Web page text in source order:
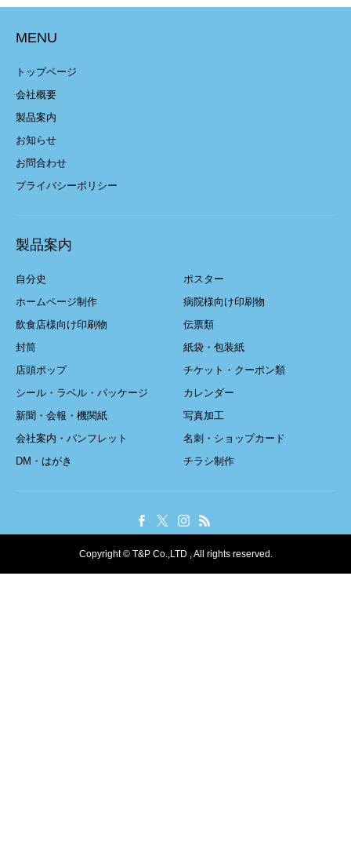
MENU
トップページ
会社概要
製品案内
お知らせ
お問合わせ
プライバシーポリシー
製品案内
自分史
ポスター
ホームページ制作
病院様向け印刷物
飲食店様向け印刷物
伝票類
封筒
紙袋・包装紙
店頭ポップ
チケット・クーポン類
シール・ラベル・パッケージ
カレンダー
新聞・会報・機関紙
写真加工
会社案内・パンフレット
名刺・ショップカード
DM・はがき
チラシ制作
Copyright © T&P Co.,LTD , All rights reserved.